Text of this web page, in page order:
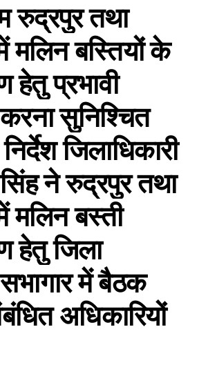
रुद्रपुर तथा
मलिन बस्तियों के
हेतु प्रभावी
करना सुनिश्चित
जिलाधिकारी
ने रुद्रपुर तथा
मलिन बस्ती
हेतु जिला
में बैठक
अधिकारियों